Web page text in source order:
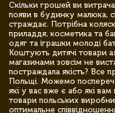
Скільки грошей ви
появи в будинку малюка,
страждає. Потрібна
приладдя, косметика та
одяг та іграшки молоді
Коштують дитячі товари
магазинами зовсім не
постраждала якість? Все
Польщі. Можемо
які у вас вже є або які
товари польських
оптимальне